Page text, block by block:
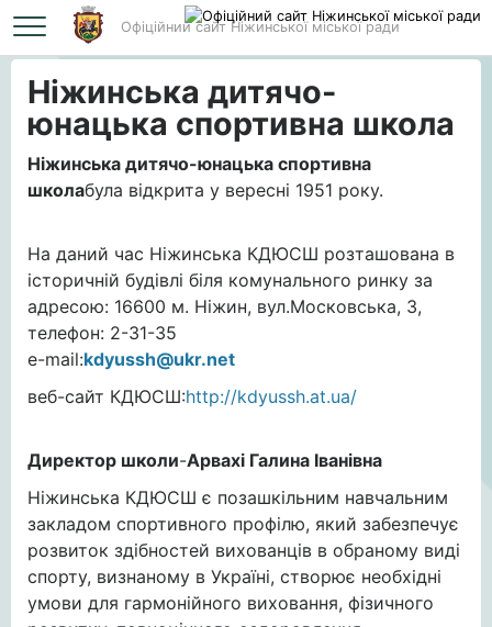
Офіційний сайт Ніжинської міської ради
Головна Ніжинська дитячо-юнацька спортивна школа
Ніжинська дитячо-
юнацька спортивна школа
Ніжинська дитячо-юнацька спортивна
школабула відкрита у вересні 1951 року.
На даний час Ніжинська КДЮСШ розташована в
історичній будівлі біля комунального ринку за
адресою: 16600 м. Ніжин, вул.Московська, 3,
телефон: 2-31-35
e-mail:kdyussh@ukr.net
веб-сайт КДЮСШ:http://kdyussh.at.ua/
Директор школи-Арвахі Галина Іванівна
Ніжинська КДЮСШ є позашкільним навчальним
закладом спортивного профілю, який забезпечує
розвиток здібностей вихованців в обраному виді
спорту, визнаному в Україні, створює необхідні
умови для гармонійного виховання, фізичного